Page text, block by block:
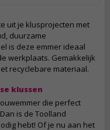
uit je klusprojecten met
duurzame
is deze emmer ideaal
werkplaats. Gemakkelijk
recyclebare materiaal.
klussen
die perfect
is de Toolland
hebt! Of je nu aan het